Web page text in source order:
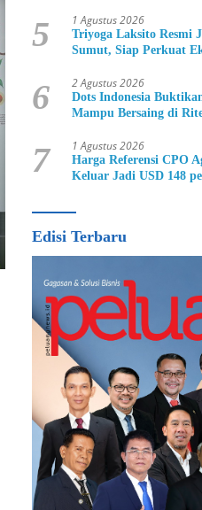
5 1 Agustus 2026
Triyoga Laksito Resmi
Sumut, Siap Perkuat
6 2 Agustus 2026
Dots Indonesia
Mampu Bersaing di
7 1 Agustus 2026
Harga Referensi CPO
Keluar Jadi USD 148
Edisi Terbaru